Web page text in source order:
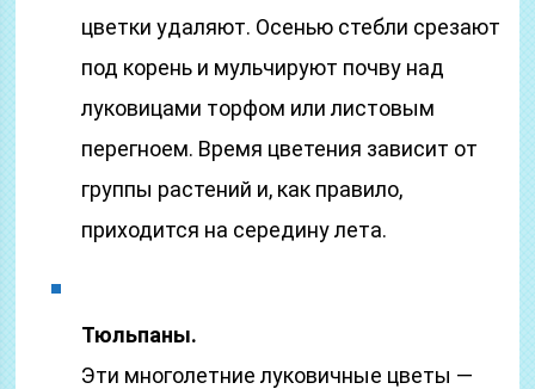
цветки удаляют. Осенью стебли срезают
под корень и мульчируют почву над
луковицами торфом или листовым
перегноем. Время цветения зависит от
группы растений и, как правило,
приходится на середину лета.
Тюльпаны.
Эти многолетние луковичные цветы —